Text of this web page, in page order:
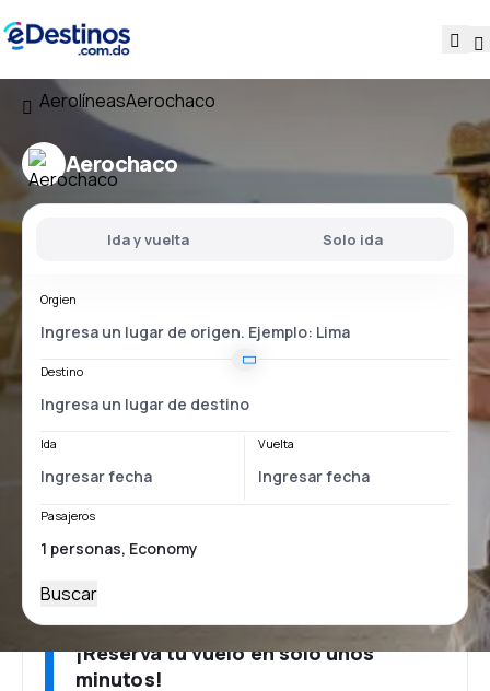
AerolíneasAerochaco
Aerochaco
Ida y vuelta Solo ida
Orgien
Destino
Ida Vuelta
Pasajeros
Buscar
¡Reserva tu vuelo en solo unos
minutos!